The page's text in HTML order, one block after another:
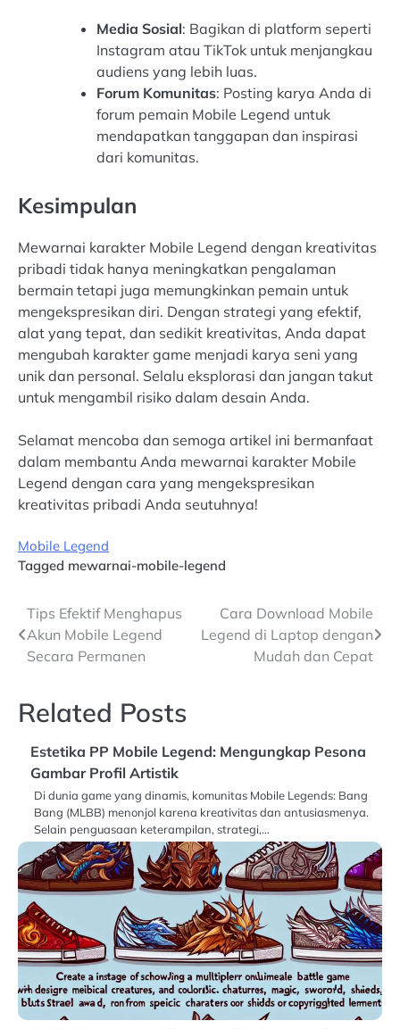
Media Sosial: Bagikan di platform seperti
Instagram atau TikTok untuk menjangkau
audiens yang lebih luas.
Forum Komunitas: Posting karya Anda di
forum pemain Mobile Legend untuk
mendapatkan tanggapan dan inspirasi
dari komunitas.
Kesimpulan
Mewarnai karakter Mobile Legend dengan kreativitas
pribadi tidak hanya meningkatkan pengalaman
bermain tetapi juga memungkinkan pemain untuk
mengekspresikan diri. Dengan strategi yang efektif,
alat yang tepat, dan sedikit kreativitas, Anda dapat
mengubah karakter game menjadi karya seni yang
unik dan personal. Selalu eksplorasi dan jangan takut
untuk mengambil risiko dalam desain Anda.
Selamat mencoba dan semoga artikel ini bermanfaat
dalam membantu Anda mewarnai karakter Mobile
Legend dengan cara yang mengekspresikan
kreativitas pribadi Anda seutuhnya!
Mobile Legend
Tagged mewarnai-mobile-legend
Post
navigation
Tips Efektif Menghapus
Akun Mobile Legend
Secara Permanen
Cara Download Mobile
Legend di Laptop dengan
Mudah dan Cepat
Related Posts
Estetika PP Mobile Legend: Mengungkap Pesona
Gambar Profil Artistik
Di dunia game yang dinamis, komunitas Mobile Legends: Bang
Bang (MLBB) menonjol karena kreativitas dan antusiasmenya.
Selain penguasaan keterampilan, strategi,…